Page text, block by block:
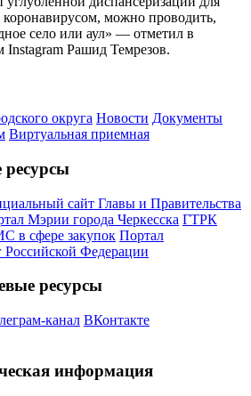
можно проводить,
село или аул» — отметил в
Instagram Рашид Темрезов.
округа Новости Документы
Виртуальная приемная
сайт Главы и Правительства
Мэрии города Черкесска ГТРК
в сфере закупок Портал
Российской Федерации
ресурсы
канал ВКонтакте
информация